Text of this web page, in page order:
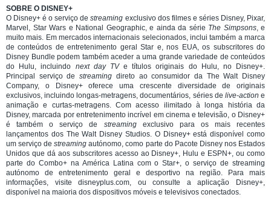
SOBRE O DISNEY+
O Disney+ é o serviço destreaming exclusivo dos filmes e séries Disney, Pixar,
Marvel, Star Wars e National Geographic, e ainda da série The Simpsons, e
muito mais. Em mercados internacionais selecionados, inclui também a marca
de conteúdos de entretenimento geral Star e, nos EUA, os subscritores do
Disney Bundle podem também aceder a uma grande variedade de conteúdos
do Hulu, incluindo next day TVe títulos originais do Hulu, no Disney+.
Principal serviço destreaming direto ao consumidor da The Walt Disney
Company, o Disney+ oferece uma crescente diversidade de originais
exclusivos, incluindo longas-metragens, documentários, séries de live-action e
animação e curtas-metragens. Com acesso ilimitado à longa história da
Disney, marcada por entretenimento incrível em cinema e televisão, o Disney+
é também o serviço de streaming exclusivo para os mais recentes
lançamentos dos The Walt Disney Studios. O Disney+ está disponível como
um serviço destreamingautónomo, como parte do Pacote Disney nos Estados
Unidos que dá aos subscritores acesso ao Disney+, Hulu e ESPN+, ou como
parte do Combo+ na América Latina com o Star+, o serviço de streaming
autónomo de entretenimento geral e desportivo na região. Para mais
informações, visite disneyplus.com, ou consulte a aplicação Disney+,
disponível na maioria dos dispositivos móveis e televisivos conectados.